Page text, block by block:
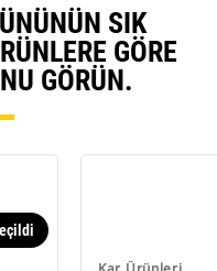
SIK
GÖRE
GÖRÜN.